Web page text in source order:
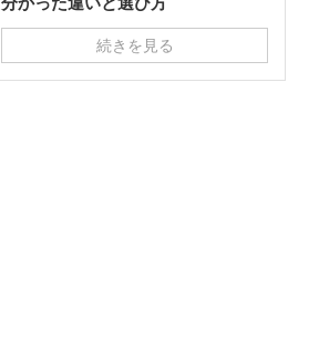
続きを見る